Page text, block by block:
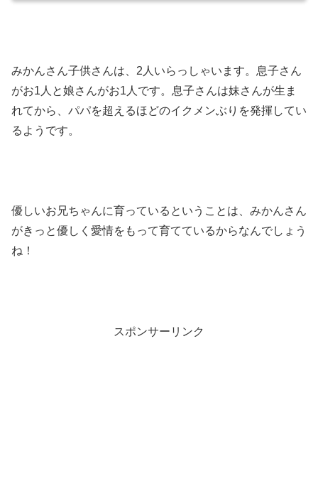
みかんさん子供さんは、2人いらっしゃいます。息子さん
がお1人と娘さんがお1人です。息子さんは妹さんが生ま
れてから、パパを超えるほどのイクメンぶりを発揮してい
るようです。
優しいお兄ちゃんに育っているということは、みかんさん
がきっと優しく愛情をもって育てているからなんでしょう
ね！
スポンサーリンク